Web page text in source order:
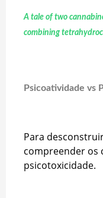
A tale of two
combining
Psicoatividade vs
Para
compreender os
psicotoxicidade.